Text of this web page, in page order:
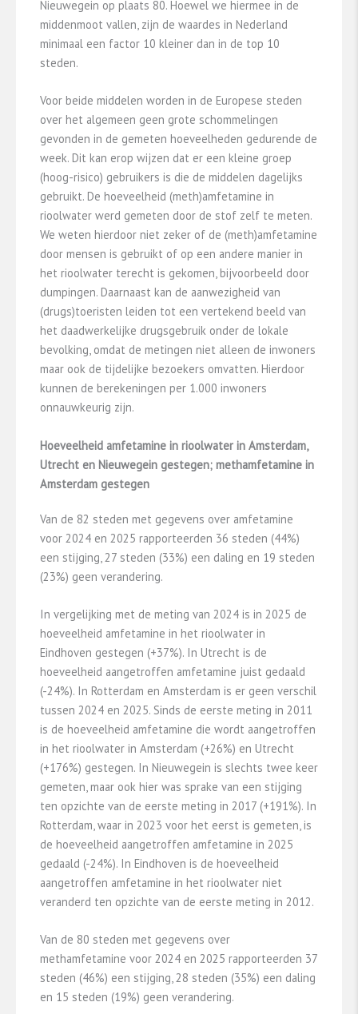
Nieuwegein op plaats 80. Hoewel we hiermee in de
middenmoot vallen, zijn de waardes in Nederland
minimaal een factor 10 kleiner dan in de top 10
steden.
Voor beide middelen worden in de Europese steden
over het algemeen geen grote schommelingen
gevonden in de gemeten hoeveelheden gedurende de
week. Dit kan erop wijzen dat er een kleine groep
(hoog-risico) gebruikers is die de middelen dagelijks
gebruikt. De hoeveelheid (meth)amfetamine in
rioolwater werd gemeten door de stof zelf te meten.
We weten hierdoor niet zeker of de (meth)amfetamine
door mensen is gebruikt of op een andere manier in
het rioolwater terecht is gekomen, bijvoorbeeld door
dumpingen. Daarnaast kan de aanwezigheid van
(drugs)toeristen leiden tot een vertekend beeld van
het daadwerkelijke drugsgebruik onder de lokale
bevolking, omdat de metingen niet alleen de inwoners
maar ook de tijdelijke bezoekers omvatten. Hierdoor
kunnen de berekeningen per 1.000 inwoners
onnauwkeurig zijn.
Hoeveelheid amfetamine in rioolwater in Amsterdam,
Utrecht en Nieuwegein gestegen; methamfetamine in
Amsterdam gestegen
Van de 82 steden met gegevens over amfetamine
voor 2024 en 2025 rapporteerden 36 steden (44%)
een stijging, 27 steden (33%) een daling en 19 steden
(23%) geen verandering.
In vergelijking met de meting van 2024 is in 2025 de
hoeveelheid amfetamine in het rioolwater in
Eindhoven gestegen (+37%). In Utrecht is de
hoeveelheid aangetroffen amfetamine juist gedaald
(-24%). In Rotterdam en Amsterdam is er geen verschil
tussen 2024 en 2025. Sinds de eerste meting in 2011
is de hoeveelheid amfetamine die wordt aangetroffen
in het rioolwater in Amsterdam (+26%) en Utrecht
(+176%) gestegen. In Nieuwegein is slechts twee keer
gemeten, maar ook hier was sprake van een stijging
ten opzichte van de eerste meting in 2017 (+191%). In
Rotterdam, waar in 2023 voor het eerst is gemeten, is
de hoeveelheid aangetroffen amfetamine in 2025
gedaald (-24%). In Eindhoven is de hoeveelheid
aangetroffen amfetamine in het rioolwater niet
veranderd ten opzichte van de eerste meting in 2012.
Van de 80 steden met gegevens over
methamfetamine voor 2024 en 2025 rapporteerden 37
steden (46%) een stijging, 28 steden (35%) een daling
en 15 steden (19%) geen verandering.